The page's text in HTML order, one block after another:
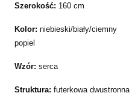
Szerokość: 160 cm
Kolor: niebieski/biały/ciemny
popiel
Wzór: serca
Struktura: futerkowa dwustronna